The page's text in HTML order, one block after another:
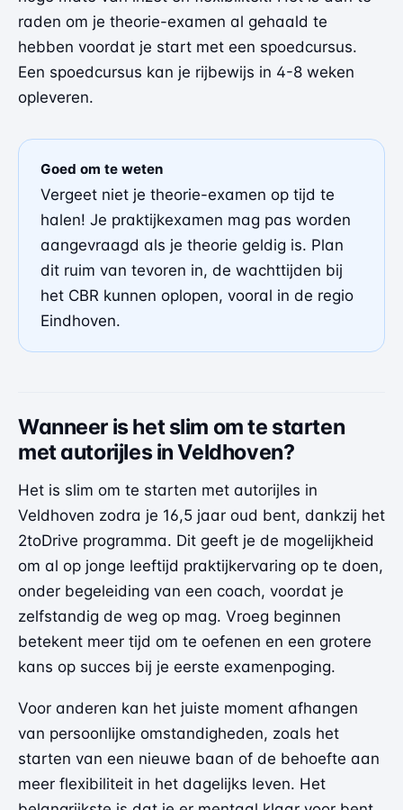
raden om je theorie-examen al gehaald te
hebben voordat je start met een spoedcursus.
Een spoedcursus kan je rijbewijs in 4-8 weken
opleveren.
Goed om te weten
Vergeet niet je theorie-examen op tijd te
halen! Je praktijkexamen mag pas worden
aangevraagd als je theorie geldig is. Plan
dit ruim van tevoren in, de wachttijden bij
het CBR kunnen oplopen, vooral in de regio
Eindhoven.
Wanneer is het slim om te starten
met autorijles in Veldhoven?
Het is slim om te starten met autorijles in
Veldhoven zodra je 16,5 jaar oud bent, dankzij het
2toDrive programma. Dit geeft je de mogelijkheid
om al op jonge leeftijd praktijkervaring op te doen,
onder begeleiding van een coach, voordat je
zelfstandig de weg op mag. Vroeg beginnen
betekent meer tijd om te oefenen en een grotere
kans op succes bij je eerste examenpoging.
Voor anderen kan het juiste moment afhangen
van persoonlijke omstandigheden, zoals het
starten van een nieuwe baan of de behoefte aan
meer flexibiliteit in het dagelijks leven. Het